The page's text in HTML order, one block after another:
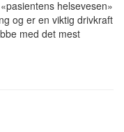
helsevesen»
og er en viktig drivkraft
med det mest